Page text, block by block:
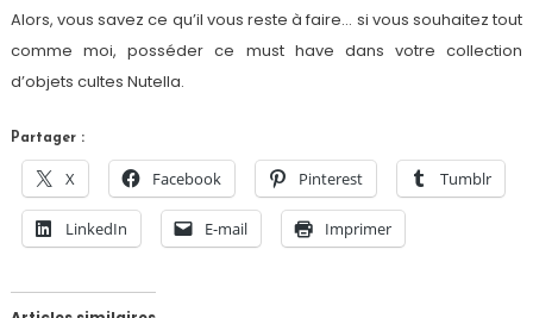
Alors, vous savez ce qu’il vous reste à faire… si vous souhaitez tout
comme moi, posséder ce must have dans votre collection
d’objets cultes Nutella.
Partager :
X Facebook Pinterest Tumblr
LinkedIn E-mail Imprimer